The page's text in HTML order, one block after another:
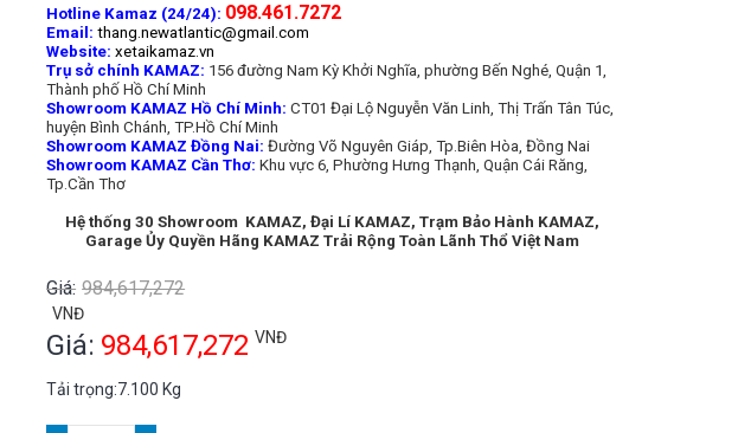
Hotline Kamaz (24/24): 098.461.7272
Email:thang.newatlantic@gmail.com
Website: xetaikamaz.vn
Trụ sở chính KAMAZ: 156 đường Nam Kỳ Khởi Nghĩa, phường Bến Nghé, Quận 1,
Thành phố Hồ Chí Minh
Showroom KAMAZ Hồ Chí Minh: CT01 Đại Lộ Nguyễn Văn Linh, Thị Trấn Tân Túc,
huyện Bình Chánh, TP.Hồ Chí Minh
Showroom KAMAZ Đồng Nai: Đường Võ Nguyên Giáp, Tp.Biên Hòa, Đồng Nai
Showroom KAMAZ Cần Thơ: Khu vực 6, Phường Hưng Thạnh, Quận Cái Răng,
Tp.Cần Thơ
Hệ thống 30 Showroom KAMAZ, Đại Lí KAMAZ, Trạm Bảo Hành KAMAZ,
Garage Ủy Quyền Hãng KAMAZ Trải Rộng Toàn Lãnh Thổ Việt Nam
Giá: 984,617,272
VNĐ
Giá: 984,617,272 VNĐ
Tải trọng:7.100 Kg